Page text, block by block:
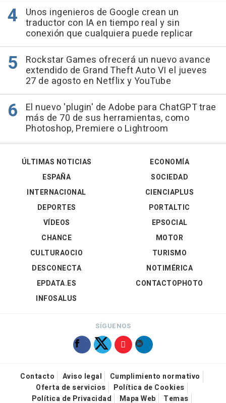
Unos ingenieros de Google crean un
traductor con IA en tiempo real y sin
conexión que cualquiera puede replicar
Rockstar Games ofrecerá un nuevo avance
extendido de Grand Theft Auto VI el jueves
27 de agosto en Netflix y YouTube
El nuevo 'plugin' de Adobe para ChatGPT trae
más de 70 de sus herramientas, como
Photoshop, Premiere o Lightroom
ÚLTIMAS NOTICIAS
ESPAÑA
INTERNACIONAL
DEPORTES
VÍDEOS
ECONOMÍA
SOCIEDAD
CIENCIAPLUS
PORTALTIC
EPSOCIAL
CHANCE
CULTURAOCIO
DESCONECTA
EPDATA.ES
INFOSALUS
MOTOR
TURISMO
NOTIMÉRICA
CONTACTOPHOTO
SÍGUENOS
Contacto Aviso legal
Cumplimiento normativo
Oferta de servicios
Política de Cookies
Política de Privacidad
Mapa Web Temas